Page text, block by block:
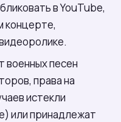
в YouTube,
концерте,
военных песен
права на
истекли
или принадлежат